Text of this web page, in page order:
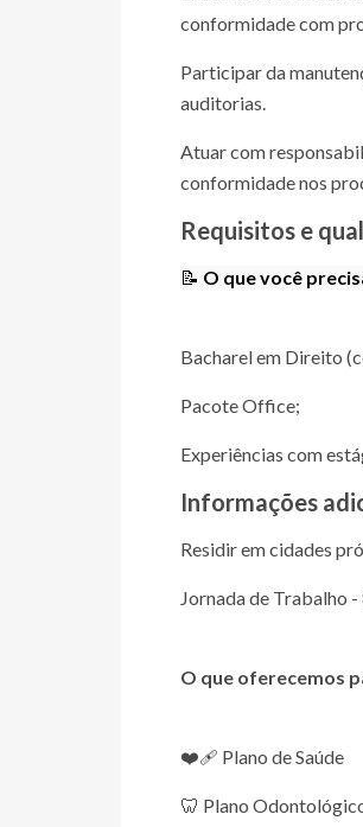
conformidade com
Participar da
auditorias.
Atuar com
conformidade nos
Requisitos e
📝 O que você
Bacharel em Direito
Pacote Office;
Experiências com
Informações
Residir em cidades
Jornada de Trabalho
O que oferecemos
❤️‍🩹 Plano de Saúde
🦷 Plano